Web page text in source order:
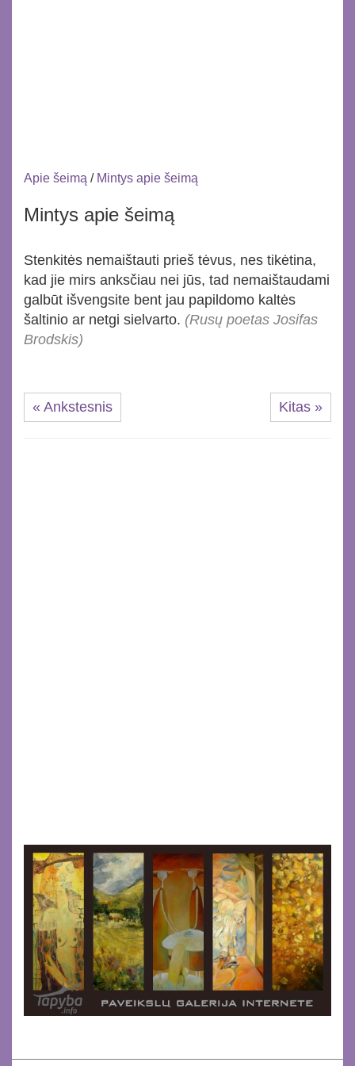
Apie šeimą / Mintys apie šeimą
Mintys apie šeimą
Stenkitės nemaištauti prieš tėvus, nes tikėtina,
kad jie mirs anksčiau nei jūs, tad nemaištaudami
galbūt išvengsite bent jau papildomo kaltės
šaltinio ar netgi sielvarto. (Rusų poetas Josifas
Brodskis)
« Ankstesnis Kitas »